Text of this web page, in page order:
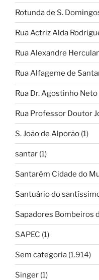
Rotunda de S.
Rua Actriz Alda
Rua Alexandre
Rua Alfageme de
Rua Dr. Agostinho Neto
Rua Professor Doutor
S. João de Alporão (1)
santar (1)
Santarém Cidade do
Santuário do
Sapadores Bombeiros
SAPEC (1)
Sem categoria (1.914)
Singer (1)